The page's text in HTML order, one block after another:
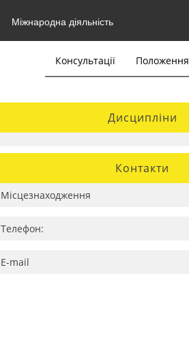
Міжнародна діяльність
Консультації Положення
Дисципліни
Контакти
Місцезнаходження
Телефон:
E-mail